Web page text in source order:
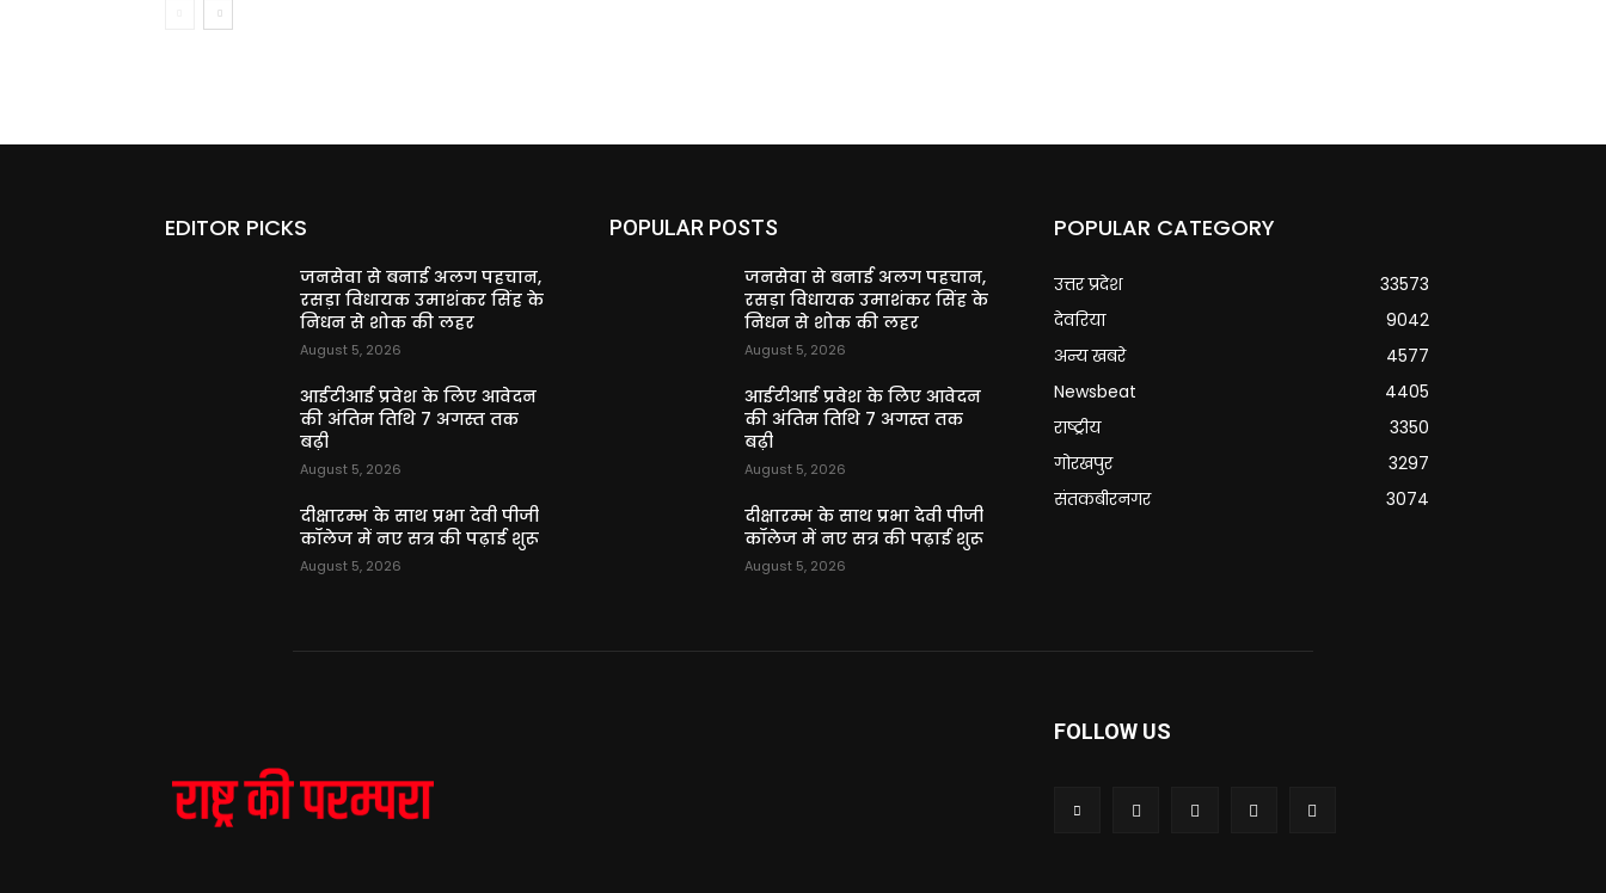
EDITOR PICKS
जनसेवा से बनाई अलग पहचान,
रसड़ा विधायक उमाशंकर सिंह के
निधन से शोक की लहर
August 5, 2026
आईटीआई प्रवेश के लिए आवेदन
की अंतिम तिथि 7 अगस्त तक
बढ़ी
August 5, 2026
दीक्षारम्भ के साथ प्रभा देवी पीजी
कॉलेज में नए सत्र की पढ़ाई शुरू
August 5, 2026
POPULAR POSTS
जनसेवा से बनाई अलग पहचान,
रसड़ा विधायक उमाशंकर सिंह के
निधन से शोक की लहर
August 5, 2026
आईटीआई प्रवेश के लिए आवेदन
की अंतिम तिथि 7 अगस्त तक
बढ़ी
August 5, 2026
दीक्षारम्भ के साथ प्रभा देवी पीजी
कॉलेज में नए सत्र की पढ़ाई शुरू
August 5, 2026
POPULAR CATEGORY
उत्तर प्रदेश
33573
देवरिया
9042
अन्य खबरे
4577
Newsbeat
4405
राष्ट्रीय
3350
गोरखपुर
3297
संतकबीरनगर
3074
FOLLOW US